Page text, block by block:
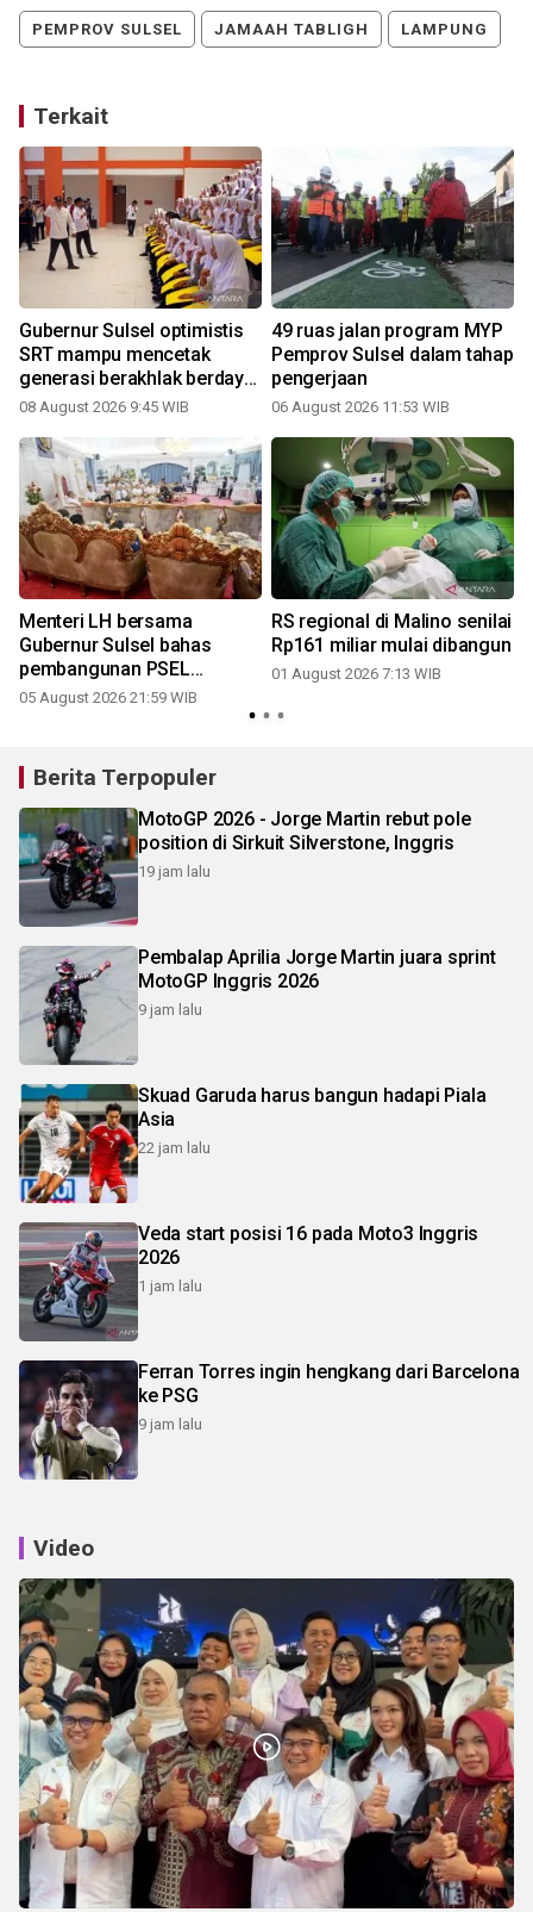
PEMPROV SULSEL JAMAAH TABLIGH LAMPUNG
Terkait
Gubernur Sulsel optimistis
SRT mampu mencetak
generasi berakhlak berdaya
saing
08 August 2026 9:45 WIB
49 ruas jalan program MYP
Pemprov Sulsel dalam tahap
pengerjaan
06 August 2026 11:53 WIB
Menteri LH bersama
Gubernur Sulsel bahas
pembangunan PSEL
Mamminasata
05 August 2026 21:59 WIB
RS regional di Malino senilai
Rp161 miliar mulai dibangun
01 August 2026 7:13 WIB
Berita Terpopuler
MotoGP 2026 - Jorge Martin rebut pole
position di Sirkuit Silverstone, Inggris
19 jam lalu
Pembalap Aprilia Jorge Martin juara sprint
MotoGP Inggris 2026
9 jam lalu
Skuad Garuda harus bangun hadapi Piala
Asia
22 jam lalu
Veda start posisi 16 pada Moto3 Inggris
2026
1 jam lalu
Ferran Torres ingin hengkang dari Barcelona
ke PSG
9 jam lalu
Video